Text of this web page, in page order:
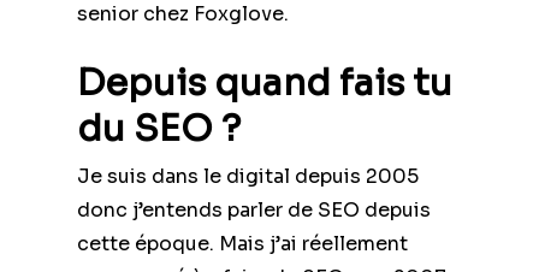
senior chez Foxglove.
Depuis quand fais tu
du SEO ?
Je suis dans le digital depuis 2005
donc j’entends parler de SEO depuis
cette époque. Mais j’ai réellement